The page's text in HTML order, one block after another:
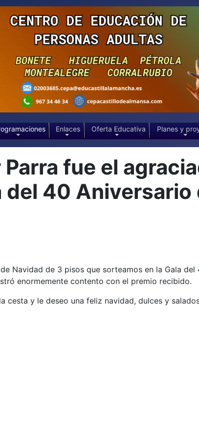
Enlaces Oferta Educativa Planes y
fue el
del 40 Aniversario
Navidad de 3 pisos que sorteamos en la Gala
enormemente contento con el premio recibido.
cesta y le deseo una feliz navidad, dulces y
Y PRÓSPERO AÑO NUEVO. Lo celebramos con una